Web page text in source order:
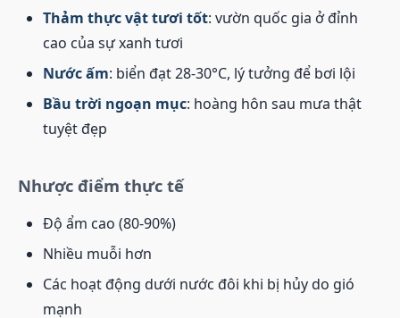
Thảm thực vật tươi tốt: vườn quốc gia ở đỉnh
cao của sự xanh tươi
Nước ấm: biển đạt 28-30°C, lý tưởng để bơi lội
Bầu trời ngoạn mục: hoàng hôn sau mưa thật
tuyệt đẹp
Nhược điểm thực tế
Độ ẩm cao (80-90%)
Nhiều muỗi hơn
Các hoạt động dưới nước đôi khi bị hủy do gió
mạnh